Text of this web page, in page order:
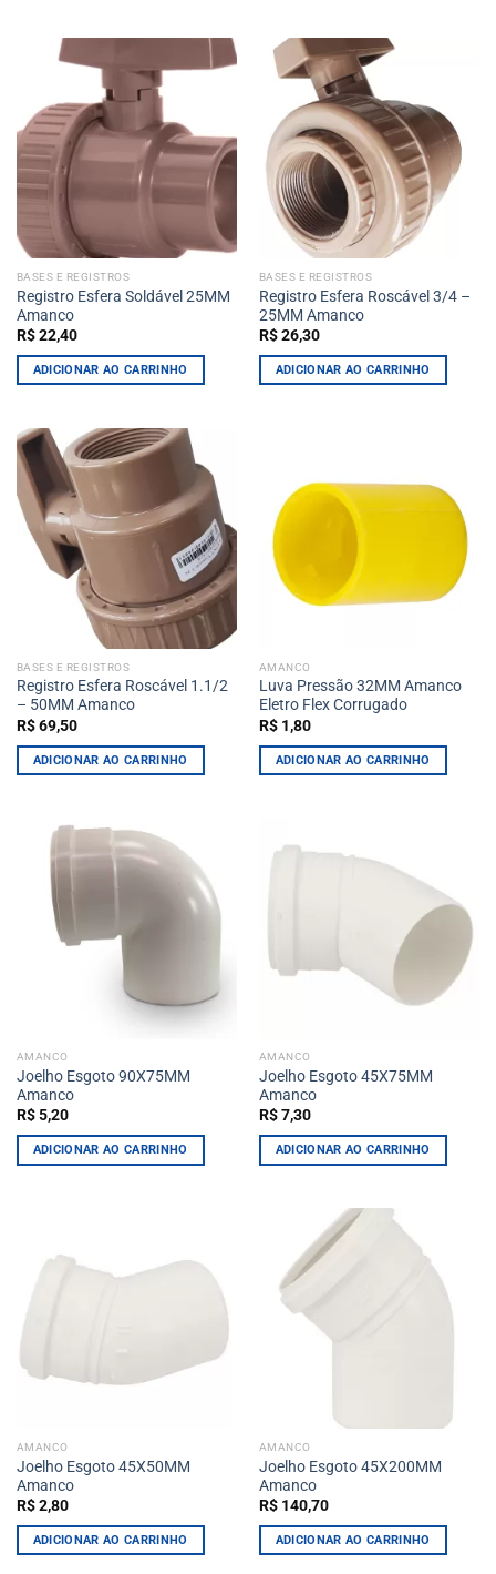
BASES E REGISTROS
Registro Esfera Soldável 25MM
Amanco
R$22,40
ADICIONAR AO CARRINHO
BASES E REGISTROS
Registro Esfera Roscável 3/4 –
25MM Amanco
R$26,30
ADICIONAR AO CARRINHO
BASES E REGISTROS
Registro Esfera Roscável 1.1/2
– 50MM Amanco
R$69,50
ADICIONAR AO CARRINHO
AMANCO
Luva Pressão 32MM Amanco
Eletro Flex Corrugado
R$1,80
ADICIONAR AO CARRINHO
AMANCO
Joelho Esgoto 90X75MM
Amanco
R$5,20
ADICIONAR AO CARRINHO
AMANCO
Joelho Esgoto 45X75MM
Amanco
R$7,30
ADICIONAR AO CARRINHO
AMANCO
Joelho Esgoto 45X50MM
Amanco
R$2,80
ADICIONAR AO CARRINHO
AMANCO
Joelho Esgoto 45X200MM
Amanco
R$140,70
ADICIONAR AO CARRINHO